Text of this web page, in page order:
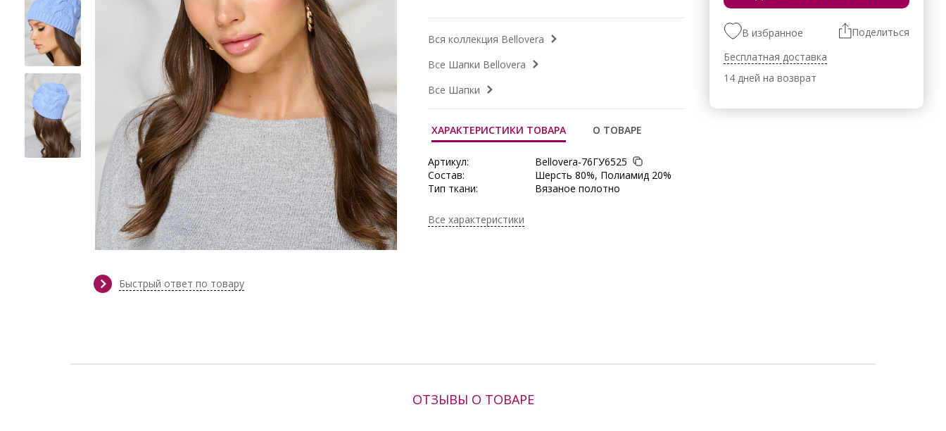
Быстрый ответ по товару
Вся коллекция Bellovera
Все Шапки Bellovera
Все Шапки
ХАРАКТЕРИСТИКИ ТОВАРА О ТОВАРЕ
Артикул:
Bellovera-76ГУ6525
Состав:
Шерсть 80%, Полиамид 20%
Тип ткани:
Вязаное полотно
Сезон:
Все характеристики
В избранное
Поделиться
Бесплатная доставка
14 дней на возврат
ОТЗЫВЫ О ТОВАРЕ